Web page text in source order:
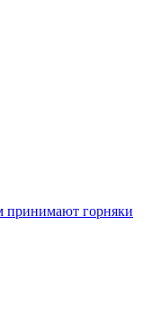
принимают горняки